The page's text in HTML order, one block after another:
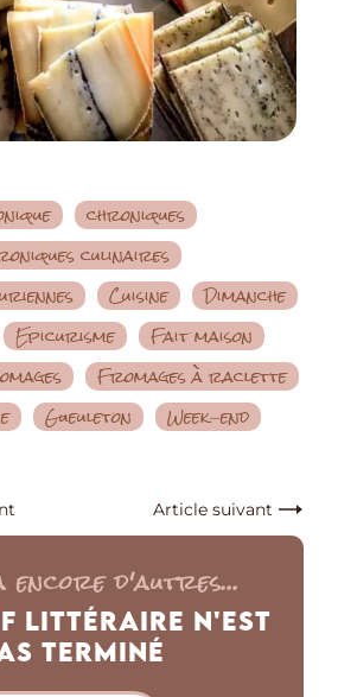
chroniques
culinaires
Cuisine
Dimanche
Epicurisme
Fait maison
Fromages à raclette
Gueuleton Week-end
Article suivant
encore d'autres...
Littéraire n'est
Terminé